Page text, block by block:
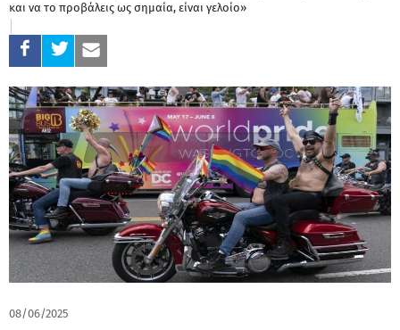
και να το προβάλεις ως σημαία, είναι γελοίο»
08/06/2025